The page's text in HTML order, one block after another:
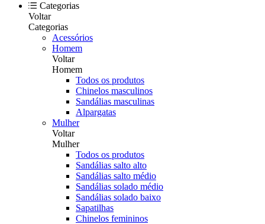
Categorias
Voltar
Categorias
Acessórios
Homem
Voltar
Homem
Todos os produtos
Chinelos masculinos
Sandálias masculinas
Alpargatas
Mulher
Voltar
Mulher
Todos os produtos
Sandálias salto alto
Sandálias salto médio
Sandálias solado médio
Sandálias solado baixo
Sapatilhas
Chinelos femininos